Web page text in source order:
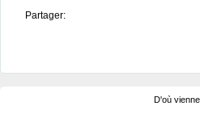
Partager:
D'où